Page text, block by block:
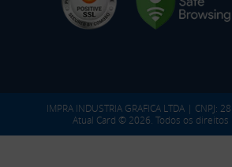
IMPRA INDUSTRIA GRAFICA LTDA | CNPJ:
Atual Card © 2026. Todos os direitos